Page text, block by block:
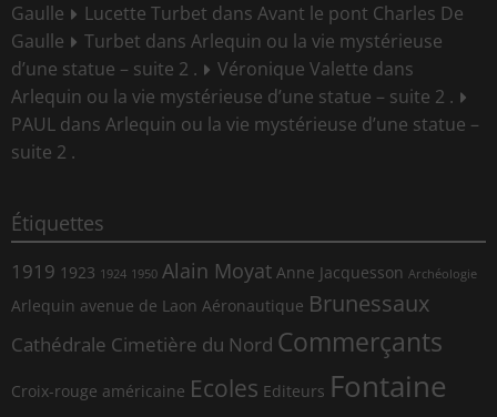
Gaulle
Lucette Turbet dans Avant le pont Charles De
Gaulle
Turbet dans Arlequin ou la vie mystérieuse
d’une statue – suite 2 .
Véronique Valette dans
Arlequin ou la vie mystérieuse d’une statue – suite 2 .
PAUL dans Arlequin ou la vie mystérieuse d’une statue –
suite 2 .
Étiquettes
1919 1923 1924 1950 Alain Moyat Anne Jacquesson Archéologie
Arlequin avenue de Laon Aéronautique Brunessaux
Cathédrale Cimetière du Nord Commerçants
Croix-rouge américaine Ecoles Editeurs Fontaine